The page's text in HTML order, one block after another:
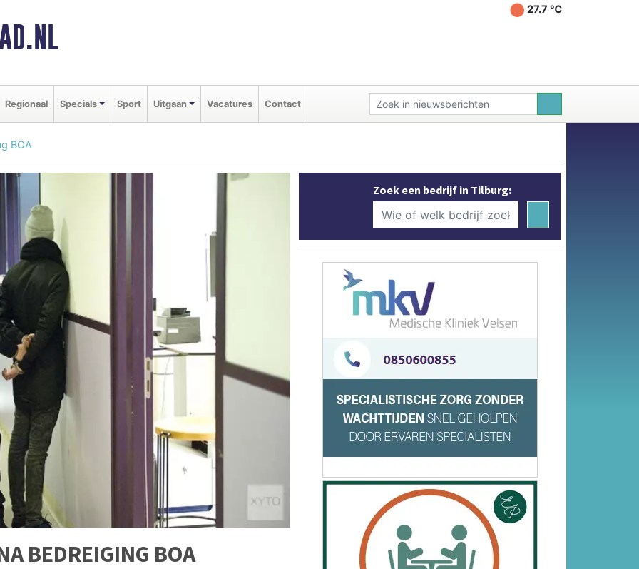
27.7 ℃
Regionaal Specials Sport Uitgaan Vacatures Contact
BOA
BEDREIGING BOA
Zoek een bedrijf in Tilburg: